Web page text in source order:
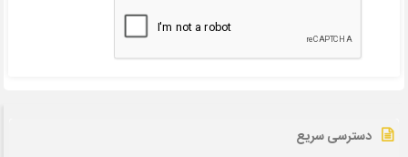
دسترسی سریع